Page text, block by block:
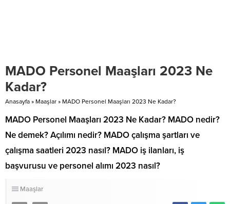
MADO Personel Maaşları 2023 Ne
Kadar?
Anasayfa » Maaşlar » MADO Personel Maaşları 2023 Ne Kadar?
MADO Personel Maaşları 2023 Ne Kadar? MADO nedir?
Ne demek? Açılımı nedir? MADO çalışma şartları ve
çalışma saatleri 2023 nasıl? MADO iş ilanları, iş
başvurusu ve personel alımı 2023 nasıl?
Maaşlar